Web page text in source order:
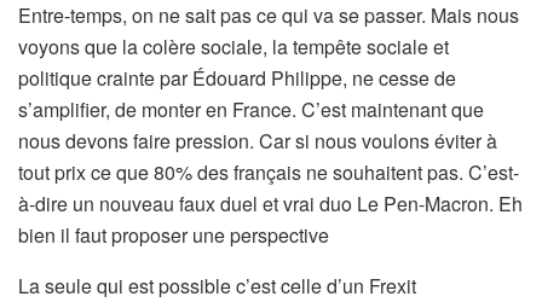
Entre-temps, on ne sait pas ce qui va se passer. Mais nous
voyons que la colère sociale, la tempête sociale et
politique crainte par Édouard Philippe, ne cesse de
s’amplifier, de monter en France. C’est maintenant que
nous devons faire pression. Car si nous voulons éviter à
tout prix ce que 80% des français ne souhaitent pas. C’est-
à-dire un nouveau faux duel et vrai duo Le Pen-Macron. Eh
bien il faut proposer une perspective
La seule qui est possible c’est celle d’un Frexit